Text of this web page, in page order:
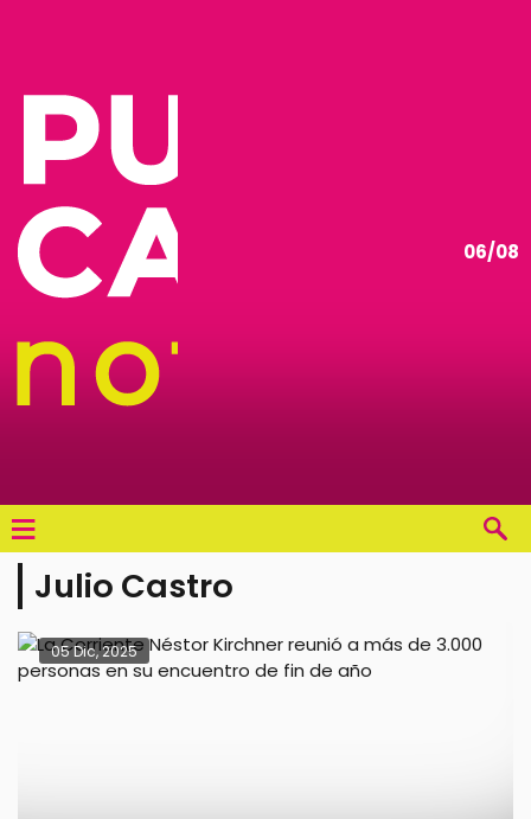
06/08
≡
Julio Castro
05 Dic, 2025